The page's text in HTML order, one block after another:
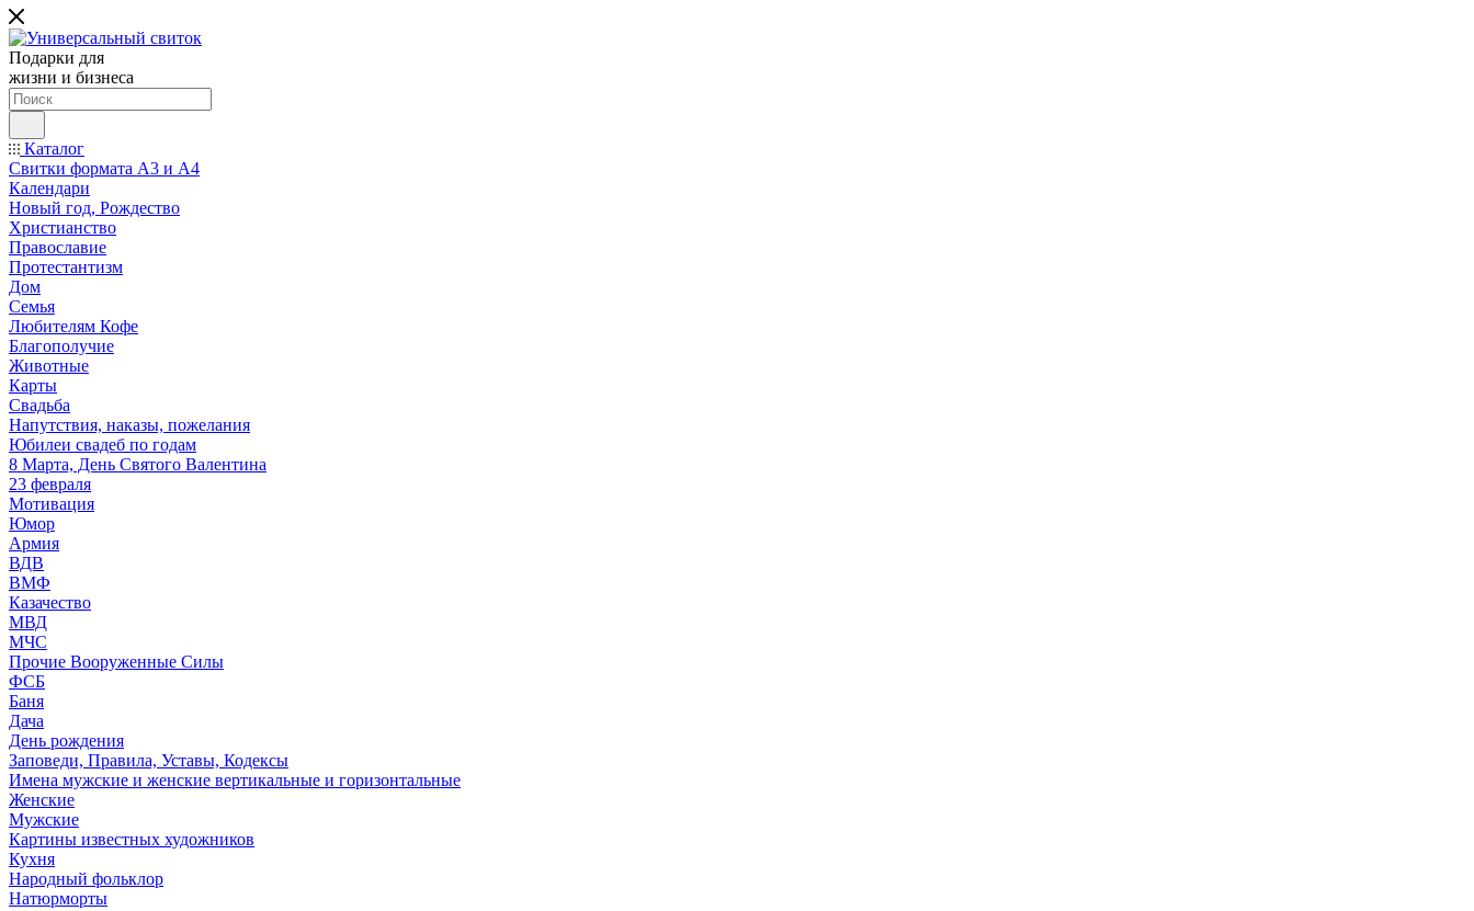
Подарки для
жизни и бизнеса
Каталог
Свитки формата А3 и А4
Календари
Новый год, Рождество
Христианство
Православие
Протестантизм
Дом
Семья
Любителям Кофе
Благополучие
Животные
Карты
Свадьба
Напутствия, наказы, пожелания
Юбилеи свадеб по годам
8 Марта, День Святого Валентина
23 февраля
Мотивация
Юмор
Армия
ВДВ
ВМФ
Казачество
МВД
МЧС
Прочие Вооруженные Силы
ФСБ
Баня
Дача
День рождения
Заповеди, Правила, Уставы, Кодексы
Имена мужские и женские вертикальные и горизонтальные
Женские
Мужские
Картины известных художников
Кухня
Народный фольклор
Натюрморты